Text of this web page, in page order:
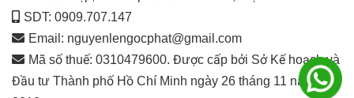
SDT: 0909.707.147
Email: nguyenlengocphat@gmail.com
Mã số thuế: 0310479600. Được cấp bởi Sở Kế hoạch và
Đầu tư Thành phố Hồ Chí Minh ngày 26 tháng 11 năm